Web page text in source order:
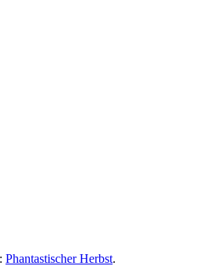
Phantastischer Herbst.